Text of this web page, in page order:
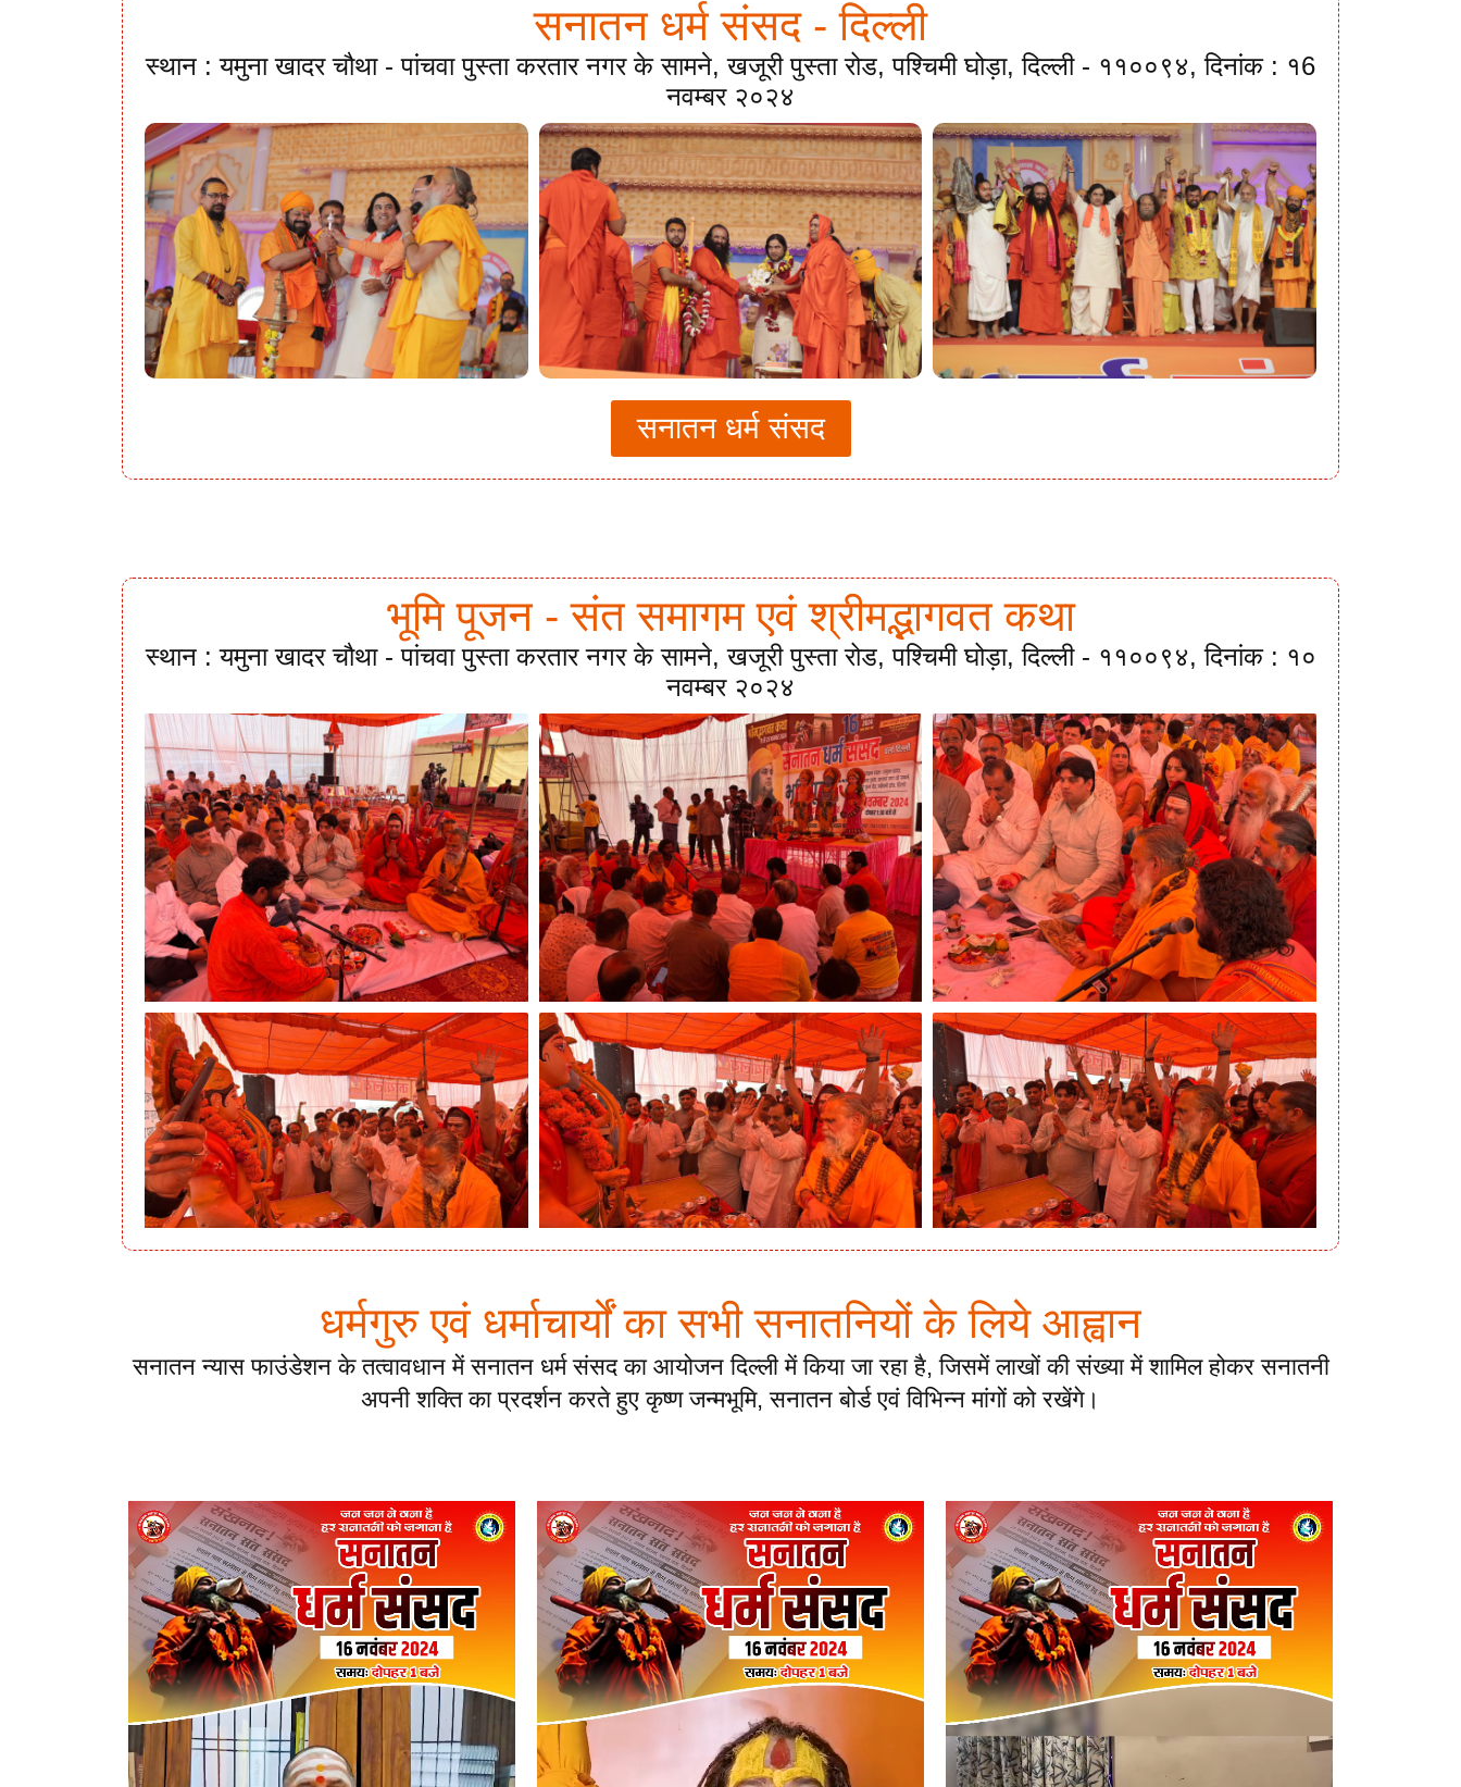
सनातन धर्म संसद - दिल्ली
स्थान : यमुना खादर चौथा - पांचवा पुस्ता करतार नगर के सामने, खजूरी पुस्ता रोड, पश्चिमी घोड़ा, दिल्ली - ११००९४, दिनांक : १6
नवम्बर २०२४
सनातन धर्म संसद
भूमि पूजन - संत समागम एवं श्रीमद्भागवत कथा
स्थान : यमुना खादर चौथा - पांचवा पुस्ता करतार नगर के सामने, खजूरी पुस्ता रोड, पश्चिमी घोड़ा, दिल्ली - ११००९४, दिनांक : १०
नवम्बर २०२४
धर्मगुरु एवं धर्माचार्यों का सभी सनातनियों के लिये आह्वान
सनातन न्यास फाउंडेशन के तत्वावधान में सनातन धर्म संसद का आयोजन दिल्ली में किया जा रहा है, जिसमें लाखों की संख्या में शामिल होकर सनातनी
अपनी शक्ति का प्रदर्शन करते हुए कृष्ण जन्मभूमि, सनातन बोर्ड एवं विभिन्न मांगों को रखेंगे।